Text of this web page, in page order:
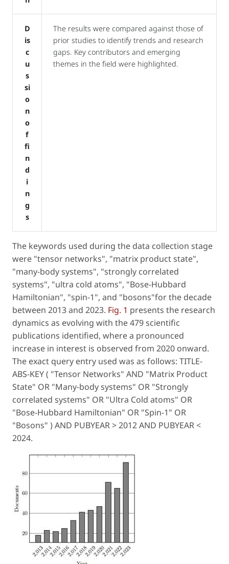
D
is
c
u
s
si
o
n
o
f
fi
n
d
i
n
g
s
The results were compared against those of
prior studies to identify trends and research
gaps. Key contributors and emerging
themes in the field were highlighted.
The keywords used during the data collection stage
were "tensor networks", "matrix product state",
"many-body systems", "strongly correlated
systems", "ultra cold atoms", "Bose-Hubbard
Hamiltonian", "spin-1", and "bosons"for the decade
between 2013 and 2023. Fig. 1 presents the research
dynamics as evolving with the 479 scientific
publications identified, where a pronounced
increase in interest is observed from 2020 onward.
The exact query entry used was as follows: TITLE-
ABS-KEY ( "Tensor Networks" AND "Matrix Product
State" OR "Many-body systems" OR "Strongly
correlated systems" OR "Ultra Cold atoms" OR
"Bose-Hubbard Hamiltonian" OR "Spin-1" OR
"Bosons" ) AND PUBYEAR > 2012 AND PUBYEAR <
2024.